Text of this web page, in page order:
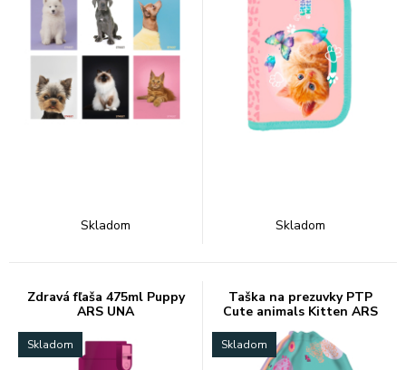
Skladom Skladom
Zdravá fľaša 475ml Puppy
ARS UNA
Skladom
Taška na prezuvky PTP
Cute animals Kitten ARS
Skladom